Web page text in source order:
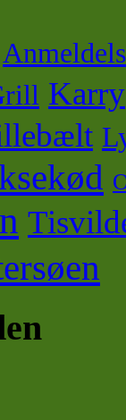
Karry